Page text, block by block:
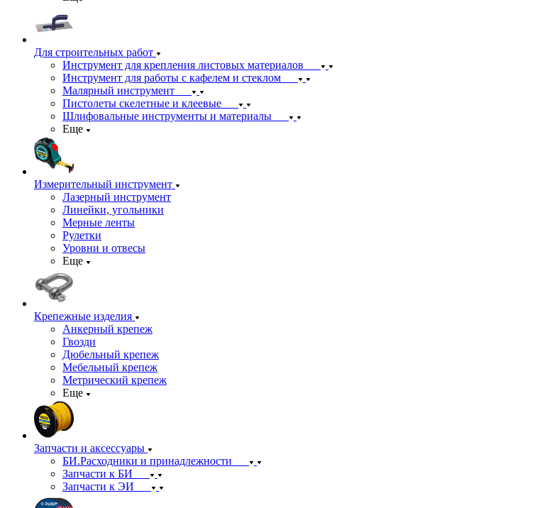
Для строительных работ
Инструмент для крепления листовых материалов
Инструмент для работы с кафелем и стеклом
Малярный инструмент
Пистолеты скелетные и клеевые
Шлифовальные инструменты и материалы
Еще
Измерительный инструмент
Лазерный инструмент
Линейки, угольники
Мерные ленты
Рулетки
Уровни и отвесы
Еще
Крепежные изделия
Анкерный крепеж
Гвозди
Дюбельный крепеж
Мебельный крепеж
Метрический крепеж
Еще
Запчасти и аксессуары
БИ.Расходники и принадлежности
Запчасти к БИ
Запчасти к ЭИ